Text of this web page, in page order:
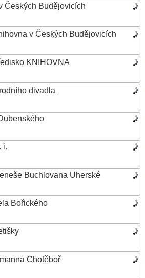
Českých Budějovicích
v Českých Budějovicích
KNIHOVNA
divadla
i.
Buchlovana Uherské
Bořického
Chotěboř